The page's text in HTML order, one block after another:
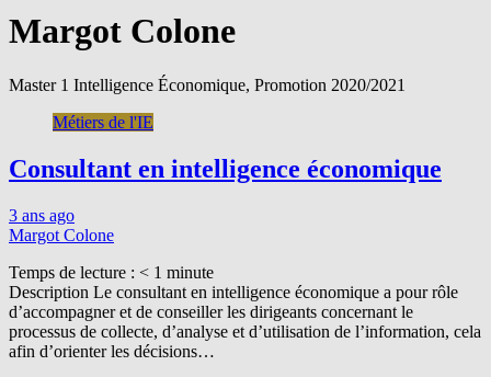
Margot Colone
Master 1 Intelligence Économique, Promotion 2020/2021
Métiers de l'IE
Consultant en intelligence économique
3 ans ago
Margot Colone
Temps de lecture : < 1 minute
Description Le consultant en intelligence économique a pour rôle
d’accompagner et de conseiller les dirigeants concernant le
processus de collecte, d’analyse et d’utilisation de l’information, cela
afin d’orienter les décisions…